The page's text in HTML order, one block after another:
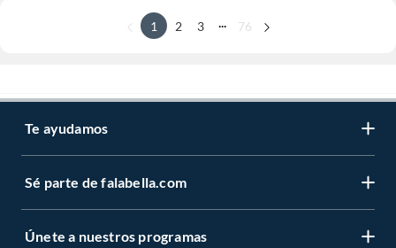
1 2 3 76
Te ayudamos
Sé parte de falabella.com
Únete a nuestros programas